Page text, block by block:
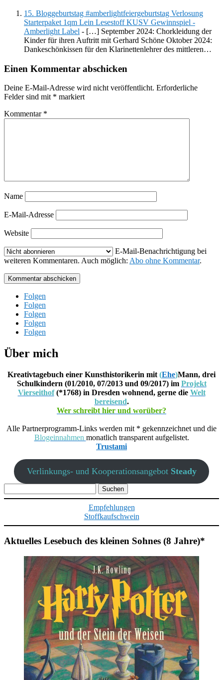
15. Bloggeburtstag #amberlightfeiergeburtstag Verlosung
Starterpaket 1qm Lein Lesestoff KUSV Gewinnspiel -
Amberlight Label - […] September 2024: Chorkleidung der
Kinder für ihren Auftritt mit Gerhard Schöne Oktober 2024:
Dankeschönkissen für den Klarinettenlehrer des mittleren…
Einen Kommentar abschicken
Deine E-Mail-Adresse wird nicht veröffentlicht. Erforderliche
Felder sind mit * markiert
Kommentar *
Name
E-Mail-Adresse
Website
E-Mail-Benachrichtigung bei
weiteren Kommentaren. Auch möglich: Abo ohne Kommentar.
Kommentar abschicken
Folgen
Folgen
Folgen
Folgen
Folgen
Über mich
Kreativtagebuch einer Kunsthistorikerin mit (Ehe)Mann, drei
Schulkindern (01/2010, 07/2013 und 09/2017) im Projekt
Vierseithof(*1768) in Dresden wohnend, gerne die Welt
bereisend.
Wer schreibt hier und worüber?
Alle Partnerprogramm-Links werden mit * gekennzeichnet und die
Blogeinnahmen monatlich transparent aufgelistet.
Trustami
Verlinkungs- und Kooperationsangebot Steady
nach:
Empfehlungen
Stoffkaufschwein
Aktuelles Lesebuch des kleinen Sohnes (8 Jahre)*